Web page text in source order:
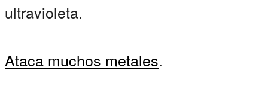
ultravioleta.
Ataca muchos metales.